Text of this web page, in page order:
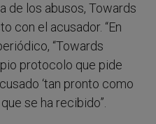
de los abusos, Towards
con el acusador. “En
“Towards
protocolo que pide
‘tan pronto como
se ha recibido”.